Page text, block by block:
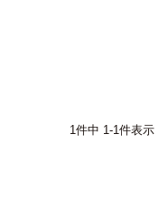
1件中 1-1件表示